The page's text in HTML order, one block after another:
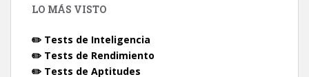
LO MÁS VISTO
✏️ Tests de Inteligencia
✏️ Tests de Rendimiento
✏️ Tests de Aptitudes